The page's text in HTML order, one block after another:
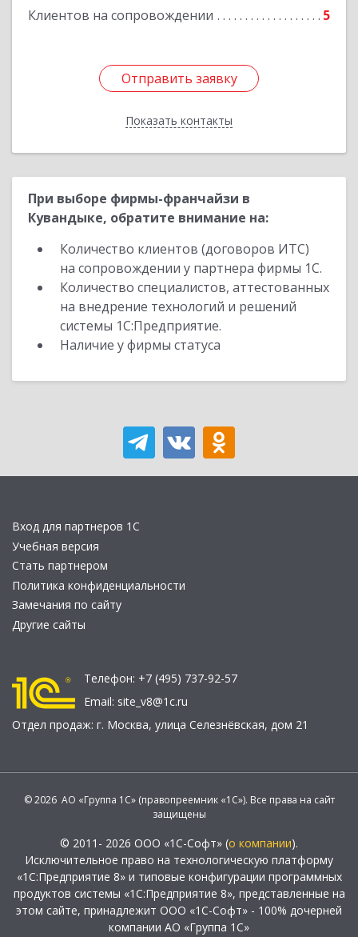
Клиентов на сопровождении 5
Отправить заявку
Показать контакты
Отправить заявку
Назад
При выборе фирмы-франчайзи в
Кувандыке, обратите внимание на:
Количество клиентов (договоров ИТС)
на сопровождении у партнера фирмы 1С.
Количество специалистов, аттестованных
на внедрение технологий и решений
системы 1С:Предприятие.
Наличие у фирмы статуса
Вход для партнеров 1С
Учебная версия
Стать партнером
Политика конфиденциальности
Замечания по сайту
Другие сайты
Телефон: +7 (495) 737-92-57
Email: site_v8@1c.ru
Отдел продаж: г. Москва, улица Селезнёвская, дом 21
© 2026 АО «Группа 1С» (правопреемник «1С»). Все права на сайт
защищены
© 2011- 2026 ООО «1С-Софт» (о компании).
Исключительное право на технологическую платформу
«1С:Предприятие 8» и типовые конфигурации программных
продуктов системы «1С:Предприятие 8», представленные на
этом сайте, принадлежит ООО «1С-Софт» - 100% дочерней
компании АО «Группа 1С»